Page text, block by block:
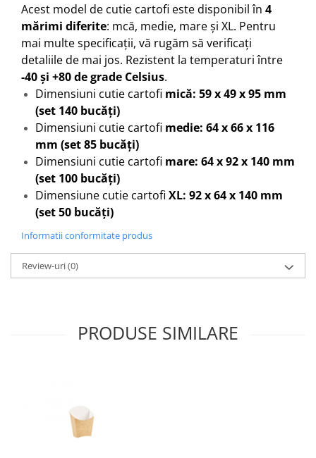
Acest model de cutie cartofi este disponibil în 4
mărimi diferite: mcă, medie, mare și XL. Pentru
mai multe specificații, vă rugăm să verificați
detaliile de mai jos. Rezistent la temperaturi între
-40 și +80 de grade Celsius.
Dimensiuni cutie cartofi mică: 59 x 49 x 95 mm
(set 140 bucăți)
Dimensiuni cutie cartofi medie: 64 x 66 x 116
mm (set 85 bucăți)
Dimensiuni cutie cartofi mare: 64 x 92 x 140 mm
(set 100 bucăți)
Dimensiune cutie cartofi XL: 92 x 64 x 140 mm
(set 50 bucăți)
Informatii conformitate produs
Review-uri(0)
PRODUSE SIMILARE